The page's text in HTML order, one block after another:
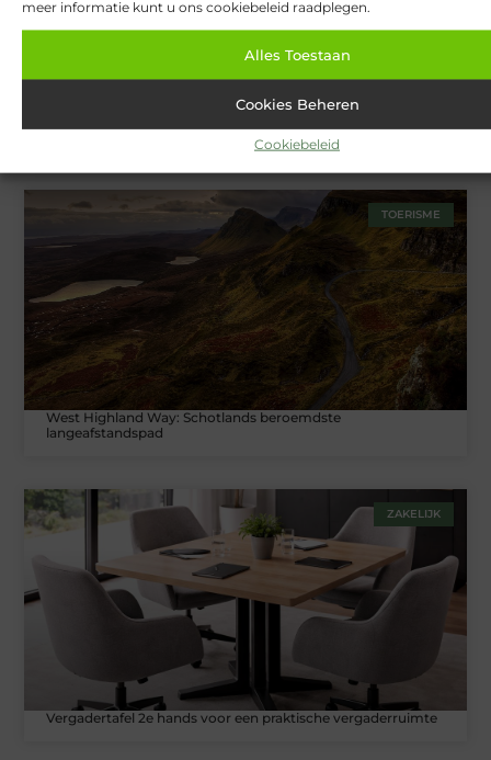
meer informatie kunt u ons cookiebeleid raadplegen.
Alles Toestaan
Cookies Beheren
Cookiebeleid
Van Lennep Kliniek: Expertise en esthetiek in perfecte balans
TOERISME
West Highland Way: Schotlands beroemdste
langeafstandspad
ZAKELIJK
Vergadertafel 2e hands voor een praktische vergaderruimte